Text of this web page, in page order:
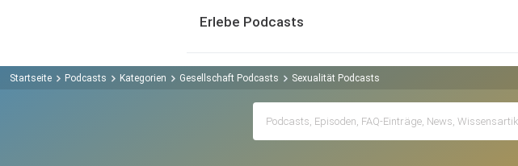
Erlebe Podcasts
Startseite Podcasts Kategorien Gesellschaft Podcasts Sexualität Podcasts